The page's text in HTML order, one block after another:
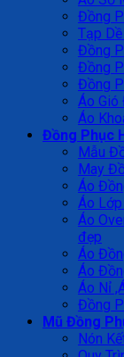
Đồng
Tạp
Đồng
Đồng
Đồng
Áo Gió
Áo
Đồng Phục
Mẫu
May
Áo
Áo
Áo
đẹp
Áo
Áo
Áo Nỉ
Đồng
Mũ Đồng
Nón